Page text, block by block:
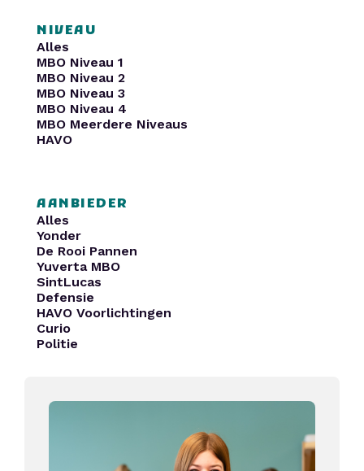
NIVEAU
Alles
MBO Niveau 1
MBO Niveau 2
MBO Niveau 3
MBO Niveau 4
MBO Meerdere Niveaus
HAVO
AANBIEDER
Alles
Yonder
De Rooi Pannen
Yuverta MBO
SintLucas
Defensie
HAVO Voorlichtingen
Curio
Politie